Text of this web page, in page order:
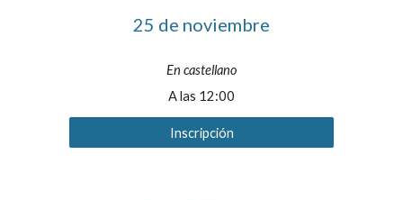
25 de noviembre
En castellano
A las 12:00
Inscripción